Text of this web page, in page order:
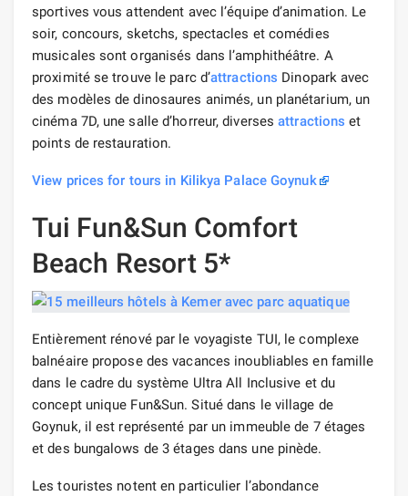
sportives vous attendent avec l’équipe d’animation. Le
soir, concours, sketchs, spectacles et comédies
musicales sont organisés dans l’amphithéâtre. A
proximité se trouve le parc d’attractions Dinopark avec
des modèles de dinosaures animés, un planétarium, un
cinéma 7D, une salle d’horreur, diversesattractions et
points de restauration.
View prices for tours in Kilikya Palace Goynuk
Tui Fun&Sun Comfort
Beach Resort 5*
Entièrement rénové par le voyagiste TUI, le complexe
balnéaire propose des vacances inoubliables en famille
dans le cadre du système Ultra All Inclusive et du
concept unique Fun&Sun. Situé dans le village de
Goynuk, il est représenté par un immeuble de 7 étages
et des bungalows de 3 étages dans une pinède.
Les touristes notent en particulier l’abondance